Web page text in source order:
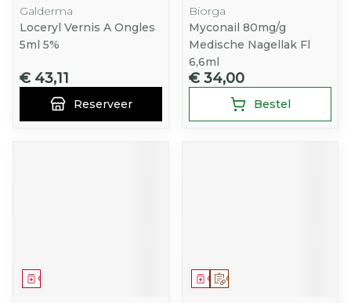
Galderma
Loceryl Vernis A Ongles
5ml 5%
€ 43,11
Reserveer
Biorga
Myconail 80mg/g
Medische Nagellak Fl
6,6ml
€ 34,00
Bestel
Geneesmiddel Op voorschrift
Geneesmiddel